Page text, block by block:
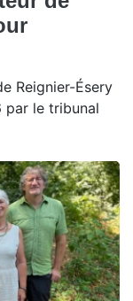
Reignier-Ésery
par le tribunal